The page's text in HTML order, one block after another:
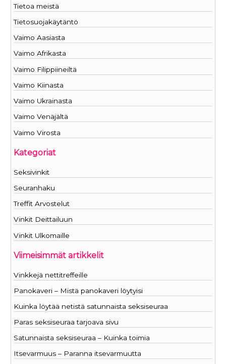
Tietoa meistä
Tietosuojakäytäntö
Vaimo Aasiasta
Vaimo Afrikasta
Vaimo Filippiineiltä
Vaimo Kiinasta
Vaimo Ukrainasta
Vaimo Venäjältä
Vaimo Virosta
Kategoriat
Seksivinkit
Seuranhaku
Treffit Arvostelut
Vinkit Deittailuun
Vinkit Ulkomaille
Viimeisimmät artikkelit
Vinkkejä nettitreffeille
Panokaveri – Mistä panokaveri löytyisi
Kuinka löytää netistä satunnaista seksiseuraa
Paras seksiseuraa tarjoava sivu
Satunnaista seksiseuraa – Kuinka toimia
Itsevarmuus – Paranna itsevarmuutta